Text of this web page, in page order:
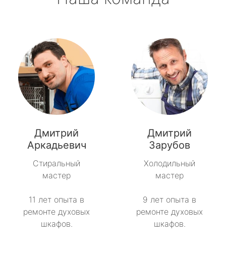
Дмитрий
Аркадьевич
Стиральный
мастер
11 лет опыта в
ремонте духовых
шкафов.
Дмитрий
Зарубов
Холодильный
мастер
9 лет опыта в
ремонте духовых
шкафов.